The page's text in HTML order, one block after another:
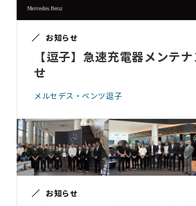
お知らせ
【逗子】急速充電器メンテ
せ
メルセデス・ベンツ逗子
お知らせ